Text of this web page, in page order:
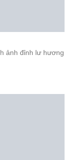
ảnh đỉnh lư hương